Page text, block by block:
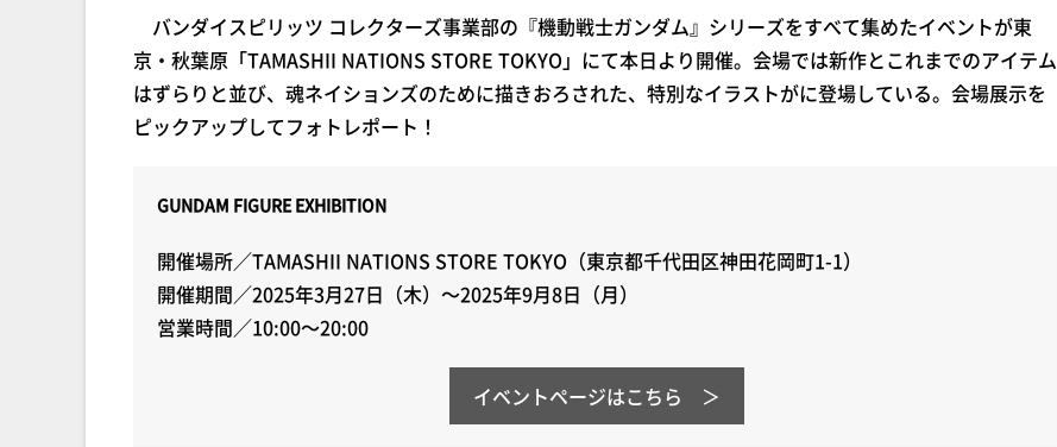
バンダイスピリッツ コレクターズ事業部の『機動戦士ガンダム』シリーズをすべて集めたイベントが東
京・秋葉原「TAMASHII NATIONS STORE TOKYO」にて本日より開催。会場では新作とこれまでのアイテム
はずらりと並び、魂ネイションズのために描きおろされた、特別なイラストがに登場している。会場展示を
ピックアップしてフォトレポート！
GUNDAM FIGURE EXHIBITION
開催場所／TAMASHII NATIONS STORE TOKYO（東京都千代田区神田花岡町1-1）
開催期間／2025年3月27日（木）～2025年9月8日（月）
営業時間／10:00～20:00
イベントページはこちら